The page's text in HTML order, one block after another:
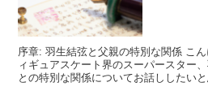
序章: 羽生結弦と父親の特別な関係 こ
ィギュアスケート界のスーパースター
との特別な関係についてお話ししたい